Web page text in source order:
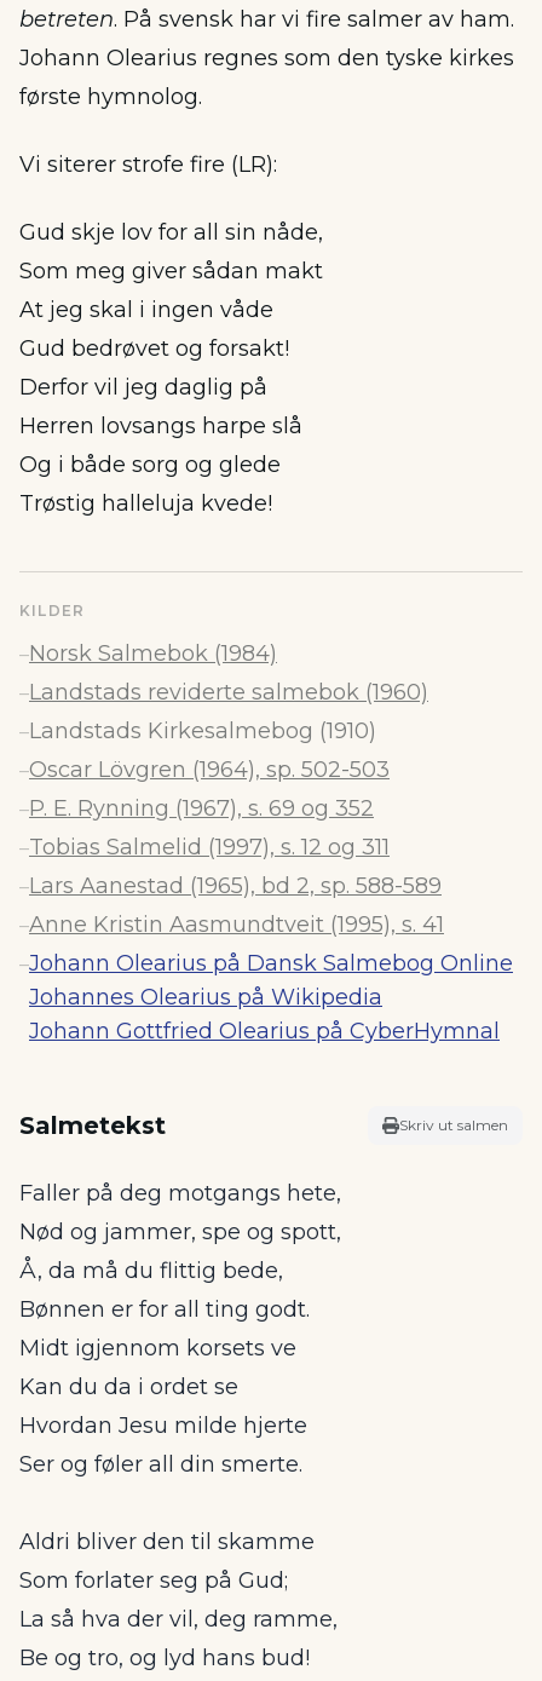
betreten. På svensk har vi fire salmer av ham.
Johann Olearius regnes som den tyske kirkes
første hymnolog.
Vi siterer strofe fire (LR):
Gud skje lov for all sin nåde,
Som meg giver sådan makt
At jeg skal i ingen våde
Gud bedrøvet og forsakt!
Derfor vil jeg daglig på
Herren lovsangs harpe slå
Og i både sorg og glede
Trøstig halleluja kvede!
KILDER
–Norsk Salmebok (1984)
–Landstads reviderte salmebok (1960)
–Landstads Kirkesalmebog (1910)
–Oscar Lövgren (1964), sp. 502-503
–P. E. Rynning (1967), s. 69 og 352
–Tobias Salmelid (1997), s. 12 og 311
–Lars Aanestad (1965), bd 2, sp. 588-589
–Anne Kristin Aasmundtveit (1995), s. 41
–Johann Olearius på Dansk Salmebog Online
Johannes Olearius på Wikipedia
Johann Gottfried Olearius på CyberHymnal
Salmetekst Skriv ut salmen
Faller på deg motgangs hete,
Nød og jammer, spe og spott,
Å, da må du flittig bede,
Bønnen er for all ting godt.
Midt igjennom korsets ve
Kan du da i ordet se
Hvordan Jesu milde hjerte
Ser og føler all din smerte.
Aldri bliver den til skamme
Som forlater seg på Gud;
La så hva der vil, deg ramme,
Be og tro, og lyd hans bud!